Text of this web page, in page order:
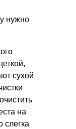
нужно
сухой
на